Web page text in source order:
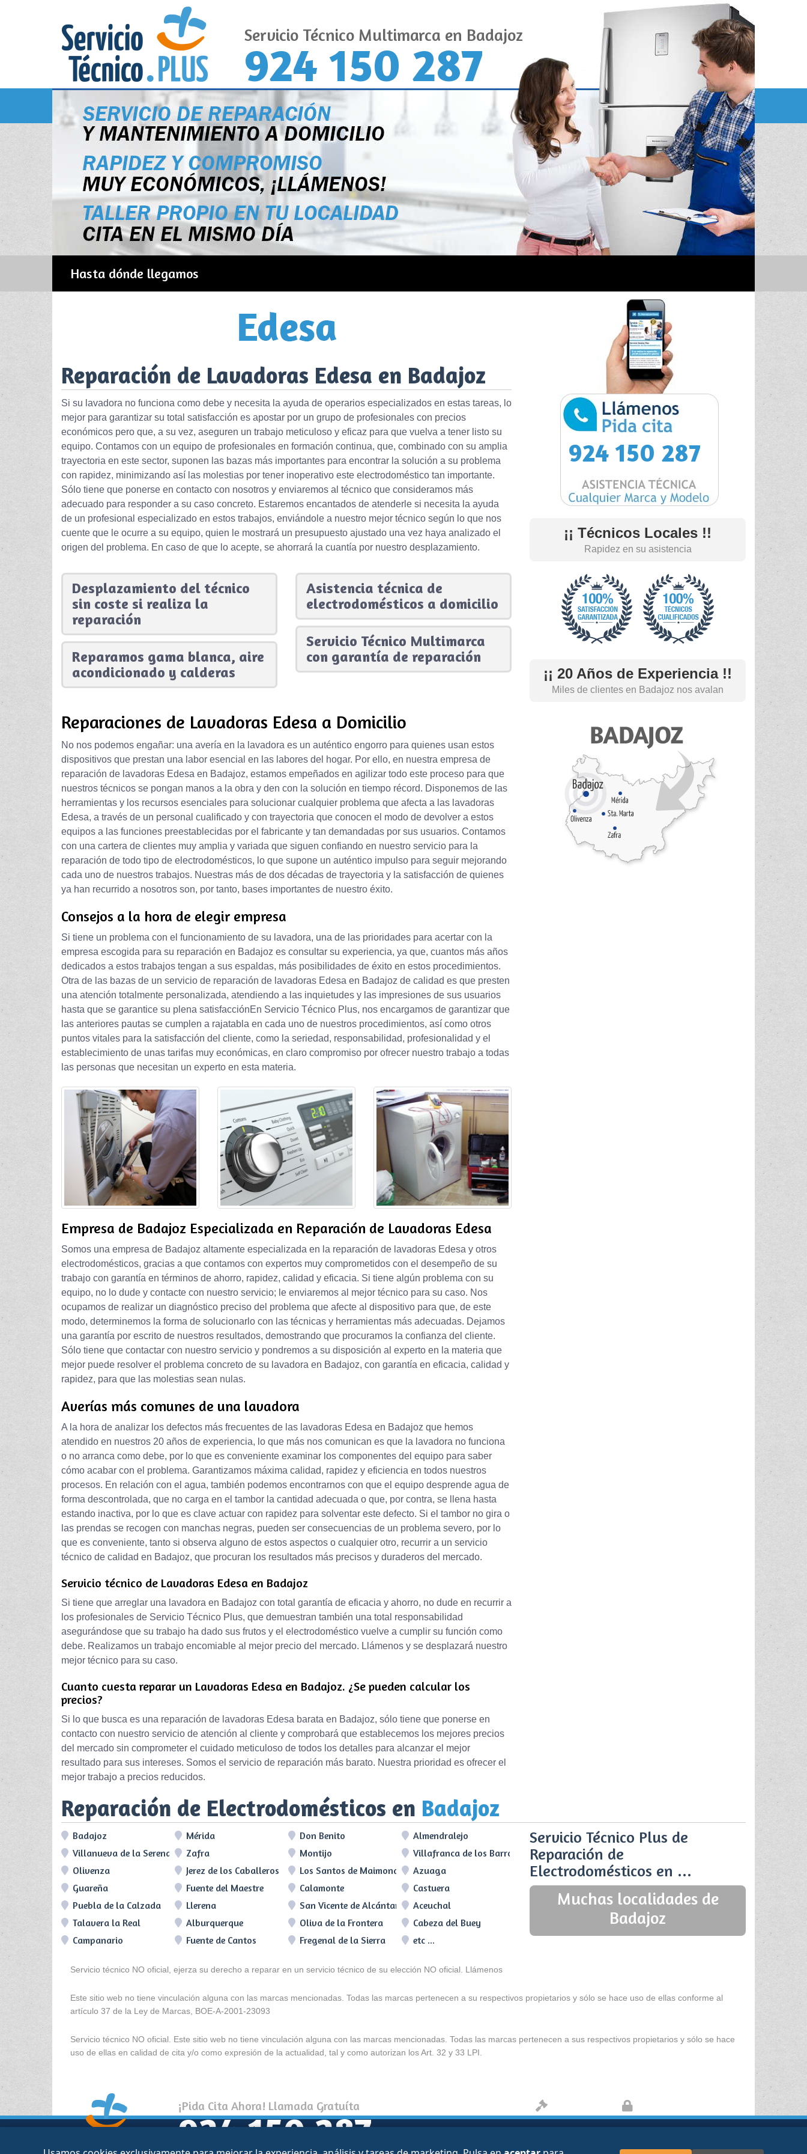
Servicio Técnico Multimarca en Badajoz
924 150 287
Hasta dónde llegamos
Reparación de Lavadoras Edesa en Badajoz
Si su lavadora no funciona como debe y necesita la ayuda de operarios especializados en estas tareas, lo
mejor para garantizar su total satisfacción es apostar por un grupo de profesionales con precios
económicos pero que, a su vez, aseguren un trabajo meticuloso y eficaz para que vuelva a tener listo su
equipo. Contamos con un equipo de profesionales en formación continua, que, combinado con su amplia
trayectoria en este sector, suponen las bazas más importantes para encontrar la solución a su problema
con rapidez, minimizando así las molestias por tener inoperativo este electrodoméstico tan importante.
Sólo tiene que ponerse en contacto con nosotros y enviaremos al técnico que consideramos más
adecuado para responder a su caso concreto. Estaremos encantados de atenderle si necesita la ayuda
de un profesional especializado en estos trabajos, enviándole a nuestro mejor técnico según lo que nos
cuente que le ocurre a su equipo, quien le mostrará un presupuesto ajustado una vez haya analizado el
origen del problema. En caso de que lo acepte, se ahorrará la cuantía por nuestro desplazamiento.
Desplazamiento del técnico
sin coste si realiza la
reparación
Reparamos gama blanca, aire
acondicionado y calderas
Asistencia técnica de
electrodomésticos a domicilio
Servicio Técnico Multimarca
con garantía de reparación
Reparaciones de Lavadoras Edesa a Domicilio
No nos podemos engañar: una avería en la lavadora es un auténtico engorro para quienes usan estos
dispositivos que prestan una labor esencial en las labores del hogar. Por ello, en nuestra empresa de
reparación de lavadoras Edesa en Badajoz, estamos empeñados en agilizar todo este proceso para que
nuestros técnicos se pongan manos a la obra y den con la solución en tiempo récord. Disponemos de las
herramientas y los recursos esenciales para solucionar cualquier problema que afecta a las lavadoras
Edesa, a través de un personal cualificado y con trayectoria que conocen el modo de devolver a estos
equipos a las funciones preestablecidas por el fabricante y tan demandadas por sus usuarios. Contamos
con una cartera de clientes muy amplia y variada que siguen confiando en nuestro servicio para la
reparación de todo tipo de electrodomésticos, lo que supone un auténtico impulso para seguir mejorando
cada uno de nuestros trabajos. Nuestras más de dos décadas de trayectoria y la satisfacción de quienes
ya han recurrido a nosotros son, por tanto, bases importantes de nuestro éxito.
Consejos a la hora de elegir empresa
Si tiene un problema con el funcionamiento de su lavadora, una de las prioridades para acertar con la
empresa escogida para su reparación en Badajoz es consultar su experiencia, ya que, cuantos más años
dedicados a estos trabajos tengan a sus espaldas, más posibilidades de éxito en estos procedimientos.
Otra de las bazas de un servicio de reparación de lavadoras Edesa en Badajoz de calidad es que presten
una atención totalmente personalizada, atendiendo a las inquietudes y las impresiones de sus usuarios
hasta que se garantice su plena satisfacciónEn Servicio Técnico Plus, nos encargamos de garantizar que
las anteriores pautas se cumplen a rajatabla en cada uno de nuestros procedimientos, así como otros
puntos vitales para la satisfacción del cliente, como la seriedad, responsabilidad, profesionalidad y el
establecimiento de unas tarifas muy económicas, en claro compromiso por ofrecer nuestro trabajo a todas
las personas que necesitan un experto en esta materia.
Empresa de Badajoz Especializada en Reparación de Lavadoras Edesa
Somos una empresa de Badajoz altamente especializada en la reparación de lavadoras Edesa y otros
electrodomésticos, gracias a que contamos con expertos muy comprometidos con el desempeño de su
trabajo con garantía en términos de ahorro, rapidez, calidad y eficacia. Si tiene algún problema con su
equipo, no lo dude y contacte con nuestro servicio; le enviaremos al mejor técnico para su caso. Nos
ocupamos de realizar un diagnóstico preciso del problema que afecte al dispositivo para que, de este
modo, determinemos la forma de solucionarlo con las técnicas y herramientas más adecuadas. Dejamos
una garantía por escrito de nuestros resultados, demostrando que procuramos la confianza del cliente.
Sólo tiene que contactar con nuestro servicio y pondremos a su disposición al experto en la materia que
mejor puede resolver el problema concreto de su lavadora en Badajoz, con garantía en eficacia, calidad y
rapidez, para que las molestias sean nulas.
Averías más comunes de una lavadora
A la hora de analizar los defectos más frecuentes de las lavadoras Edesa en Badajoz que hemos
atendido en nuestros 20 años de experiencia, lo que más nos comunican es que la lavadora no funciona
o no arranca como debe, por lo que es conveniente examinar los componentes del equipo para saber
cómo acabar con el problema. Garantizamos máxima calidad, rapidez y eficiencia en todos nuestros
procesos. En relación con el agua, también podemos encontrarnos con que el equipo desprende agua de
forma descontrolada, que no carga en el tambor la cantidad adecuada o que, por contra, se llena hasta
estando inactiva, por lo que es clave actuar con rapidez para solventar este defecto. Si el tambor no gira o
las prendas se recogen con manchas negras, pueden ser consecuencias de un problema severo, por lo
que es conveniente, tanto si observa alguno de estos aspectos o cualquier otro, recurrir a un servicio
técnico de calidad en Badajoz, que procuran los resultados más precisos y duraderos del mercado.
Servicio técnico de Lavadoras Edesa en Badajoz
Si tiene que arreglar una lavadora en Badajoz con total garantía de eficacia y ahorro, no dude en recurrir a
los profesionales de Servicio Técnico Plus, que demuestran también una total responsabilidad
asegurándose que su trabajo ha dado sus frutos y el electrodoméstico vuelve a cumplir su función como
debe. Realizamos un trabajo encomiable al mejor precio del mercado. Llámenos y se desplazará nuestro
mejor técnico para su caso.
Cuanto cuesta reparar un Lavadoras Edesa en Badajoz. ¿Se pueden calcular los
precios?
Si lo que busca es una reparación de lavadoras Edesa barata en Badajoz, sólo tiene que ponerse en
contacto con nuestro servicio de atención al cliente y comprobará que establecemos los mejores precios
del mercado sin comprometer el cuidado meticuloso de todos los detalles para alcanzar el mejor
resultado para sus intereses. Somos el servicio de reparación más barato. Nuestra prioridad es ofrecer el
mejor trabajo a precios reducidos.
924 150 287
¡¡ Técnicos Locales !!
Rapidez en su asistencia
¡¡ 20 Años de Experiencia !!
Miles de clientes en Badajoz nos avalan
Reparación de Electrodomésticos en Badajoz
Badajoz Mérida Don Benito
Almendralejo
Villanueva de la Serena
Zafra Montijo
Villafranca de los Barros
Olivenza
Jerez de los Caballeros Los Santos de Maimona
Azuaga
Guareña
Fuente del Maestre Calamonte
Castuera
Puebla de la Calzada
Llerena San Vicente de Alcántara
Aceuchal
Talavera la Real
Alburquerque Oliva de la Frontera
Cabeza del Buey
Campanario
Fuente de Cantos Fregenal de la Sierra etc ...
Servicio Técnico Plus de
Reparación de
Electrodomésticos en ...
Muchas localidades de
Badajoz
Servicio técnico NO oficial, ejerza su derecho a reparar en un servicio técnico de su elección NO oficial. Llámenos
Este sitio web no tiene vinculación alguna con las marcas mencionadas. Todas las marcas pertenecen a su respectivos propietarios y sólo se hace uso de ellas conforme al
artículo 37 de la Ley de Marcas, BOE-A-2001-23093
Servicio técnico NO oficial. Este sitio web no tiene vinculación alguna con las marcas mencionadas. Todas las marcas pertenecen a sus respectivos propietarios y sólo se hace
uso de ellas en calidad de cita y/o como expresión de la actualidad, tal y como autorizan los Art. 32 y 33 LPI.
¡Pida Cita Ahora! Llamada Gratuíta
924 150 287